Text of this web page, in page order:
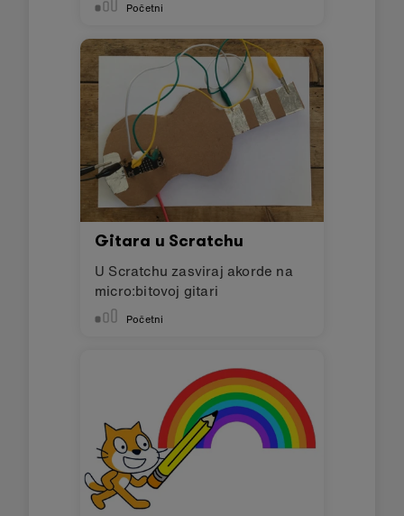
Početni
Gitara u Scratchu
U Scratchu zasviraj akorde na
micro:bitovoj gitari
Početni